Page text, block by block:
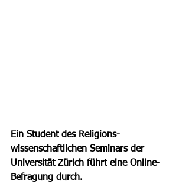
Ein Student des Religions-
wissenschaftlichen Seminars der
Universität Zürich führt eine Online-
Befragung durch.